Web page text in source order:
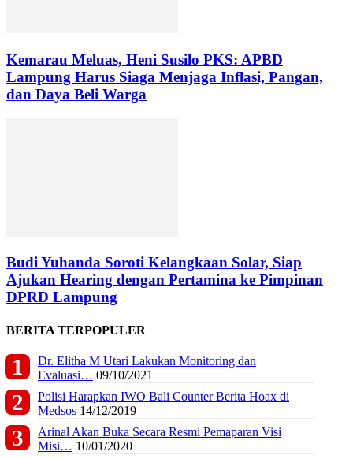
Kemarau Meluas, Heni Susilo PKS: APBD
Lampung Harus Siaga Menjaga Inflasi, Pangan,
dan Daya Beli Warga
Budi Yuhanda Soroti Kelangkaan Solar, Siap
Ajukan Hearing dengan Pertamina ke Pimpinan
DPRD Lampung
BERITA TERPOPULER
Dr. Elitha M Utari Lakukan Monitoring dan
Evaluasi… 09/10/2021
Polisi Harapkan IWO Bali Counter Berita Hoax di
Medsos 14/12/2019
Arinal Akan Buka Secara Resmi Pemaparan Visi
Misi… 10/01/2020